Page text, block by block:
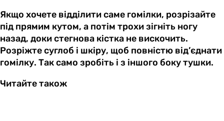
Якщо хочете відділити саме гомілки, розрізайте
під прямим кутом, а потім трохи зігніть ногу
назад, доки стегнова кістка не вискочить.
Розріжте суглоб і шкіру, щоб повністю від’єднати
гомілку. Так само зробіть і з іншого боку тушки.
Читайте також